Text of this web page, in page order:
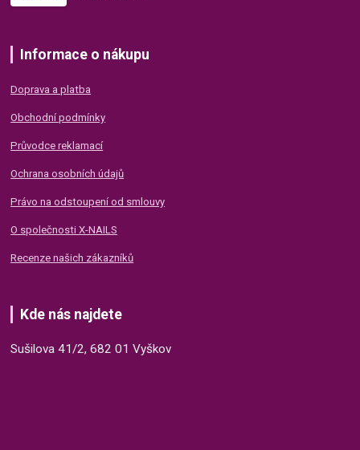
Informace o nákupu
Doprava a platba
Obchodní podmínky
Průvodce reklamací
Ochrana osobních údajů
Právo na odstoupení od smlouvy
O společnosti X-NAILS
Recenze našich zákazníků
Kde nás najdete
Sušilova 41/2, 682 01 Vyškov